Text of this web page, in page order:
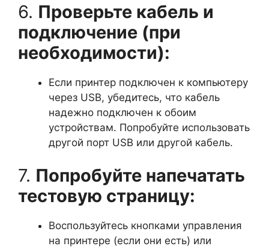
6. Проверьте кабель и
подключение (при
необходимости):
Если принтер подключен к компьютеру
через USB, убедитесь, что кабель
надежно подключен к обоим
устройствам. Попробуйте использовать
другой порт USB или другой кабель.
7. Попробуйте напечатать
тестовую страницу:
Воспользуйтесь кнопками управления
на принтере (если они есть) или